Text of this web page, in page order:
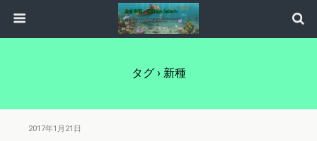
タグ › 新種
2017年1月21日